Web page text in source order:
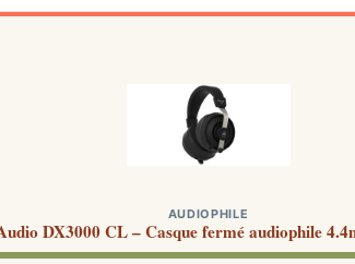
AUDIOPHILE
DX3000 CL – Casque fermé audiophile